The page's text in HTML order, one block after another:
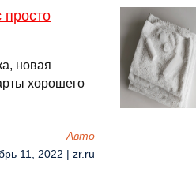
новая
хорошего
Авто
11, 2022 | zr.ru